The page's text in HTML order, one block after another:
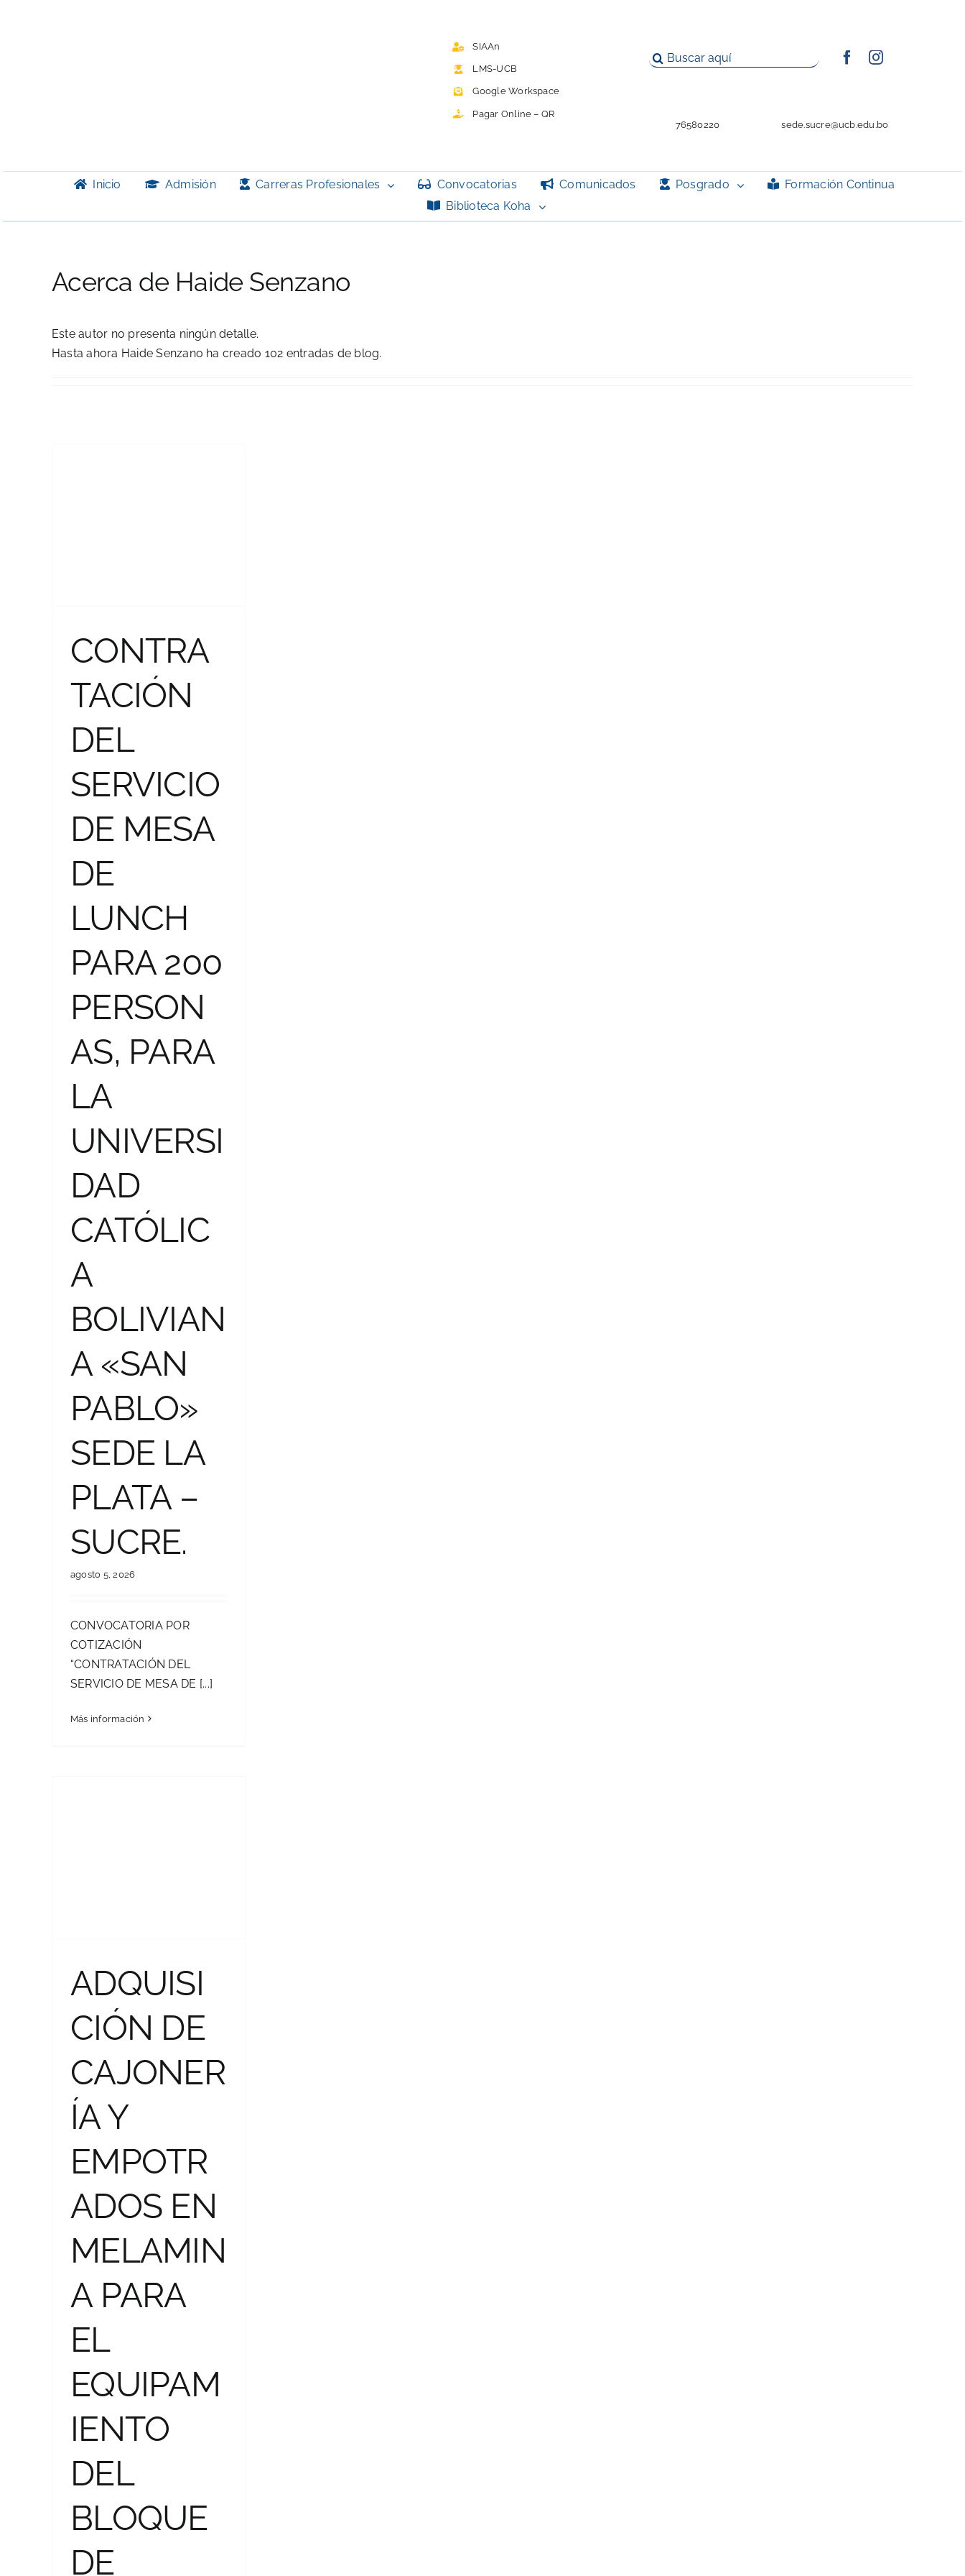
SIAAn
LMS-UCB
Google Workspace
Pagar Online – QR
Buscar:
76580220 sede.sucre@ucb.edu.bo
Inicio Admisión Carreras Profesionales Convocatorias Comunicados Posgrado
Formación Continua
Biblioteca Koha
Acerca de Haide Senzano
Este autor no presenta ningún detalle.
Hasta ahora Haide Senzano ha creado 102 entradas de blog.
PABLO» SEDE LA
PLATA – SUCRE.
CONTRA
TACIÓN
DEL
SERVICIO
DE MESA
DE
LUNCH
PARA 200
PERSON
AS, PARA
LA
UNIVERSI
DAD
CATÓLIC
A
BOLIVIAN
A «SAN
PABLO»
SEDE LA
PLATA –
SUCRE.
agosto 5, 2026
CONVOCATORIA POR
COTIZACIÓN
“CONTRATACIÓN DEL
SERVICIO DE MESA DE [...]
Más información
CATÓLICA
BOLIVIANA «SAN
PABLO» SEDE LA
PLATA – SUCRE.
ADQUISI
CIÓN DE
CAJONER
ÍA Y
EMPOTR
ADOS EN
MELAMIN
A PARA
EL
EQUIPAM
IENTO
DEL
BLOQUE
DE